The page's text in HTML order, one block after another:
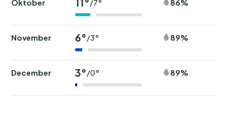
Oktober /7° 86%
November 6°/3° 89%
December 3°/0° 89%